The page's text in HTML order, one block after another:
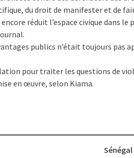
du droit de manifester et de
réduit l’espace civique dans le
publics n’était toujours pas
pour traiter les questions de
en œuvre, selon Kiama.